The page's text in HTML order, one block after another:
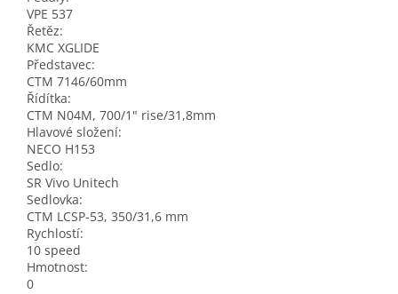
VPE 537
Řetěz:
KMC XGLIDE
Představec:
CTM 7146/60mm
Řídítka:
CTM N04M, 700/1" rise/31,8mm
Hlavové složení:
NECO H153
Sedlo:
SR Vivo Unitech
Sedlovka:
CTM LCSP-53, 350/31,6 mm
Rychlostí:
10 speed
Hmotnost:
0